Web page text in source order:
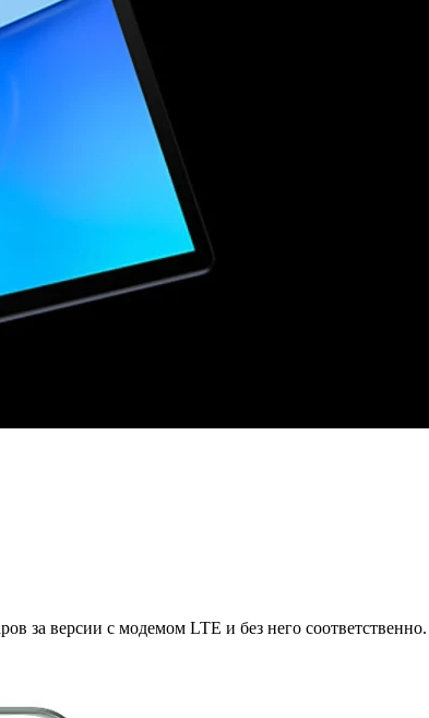
за версии с модемом LTE и без него